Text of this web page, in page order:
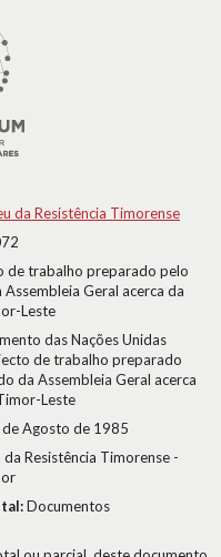
da Resistência Timorense
de trabalho preparado pelo
Geral acerca da
Leste
das Nações Unidas
de trabalho preparado
da Assembleia Geral acerca
Leste
Agosto de 1985
Resistência Timorense -
Documentos